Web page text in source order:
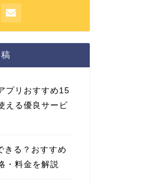
プリおすすめ15
える優良サービ
きる？おすすめ
・料金を解説